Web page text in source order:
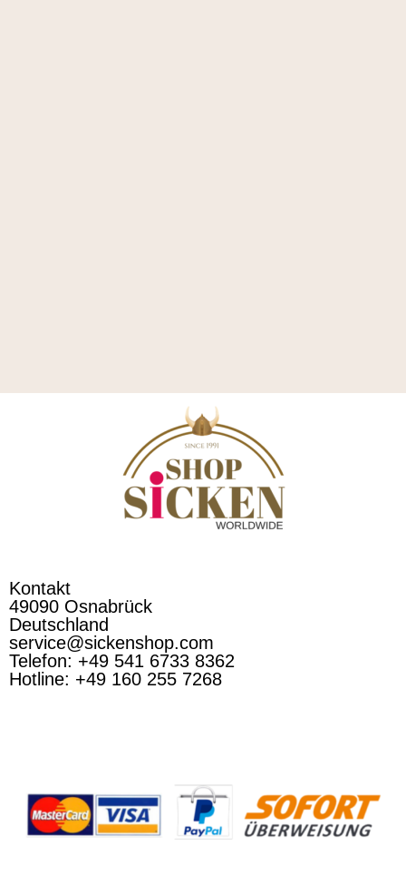
Kontakt
49090 Osnabrück
Deutschland
service@sickenshop.com
Telefon: +49 541 6733 8362
Hotline: +49 160 255 7268